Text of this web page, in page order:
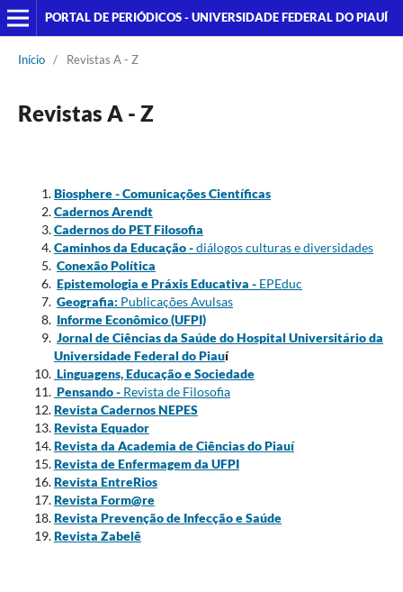
PORTAL DE PERIÓDICOS - UNIVERSIDADE FEDERAL DO PIAUÍ
Início / Revistas A - Z
Revistas A - Z
Biosphere - ComunicaçõesCientíficas
Cadernos Arendt
Cadernos do PET Filosofia
Caminhos da Educação -diálogos culturas e diversidades
Conexão Política
Epistemologia e Práxis Educativa -EPEduc
Geografia: Publicações Avulsas
Informe Econômico (UFPI)
Jornal de Ciências da Saúde do Hospital Universitário da
Universidade Federal do Piauí
Linguagens, Educação e Sociedade
Pensando - Revista de Filosofia
Revista Cadernos NEPES
Revista Equador
Revista da Academia de Ciências do Piauí
Revista de Enfermagem da UFPI
Revista EntreRios
Revista Form@re
Revista Prevenção de Infecção e Saúde
Revista Zabelê